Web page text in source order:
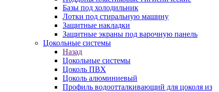
Базы под холодильник
Лотки под стиральную машину
Защитные накладки
Защитные экраны под варочную панель
Цокольные системы
Назад
Цокольные системы
Цоколь ПВХ
Цоколь алюминиевый
Профиль водоотталкивающий для цоколя из